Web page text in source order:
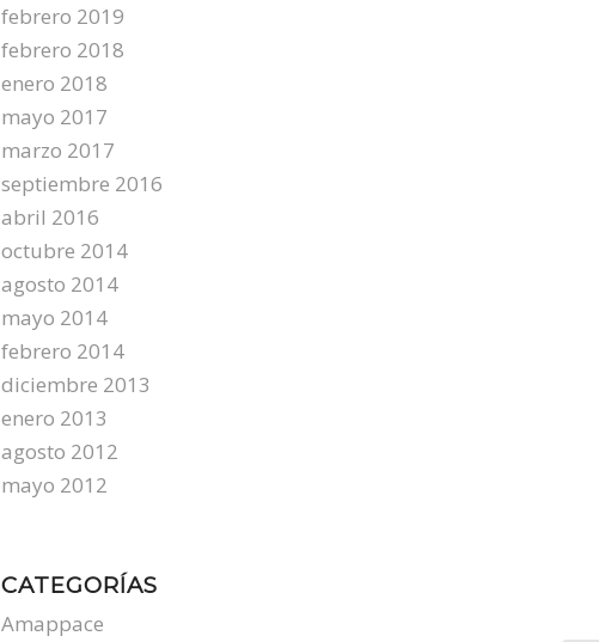
febrero 2019
febrero 2018
enero 2018
mayo 2017
marzo 2017
septiembre 2016
abril 2016
octubre 2014
agosto 2014
mayo 2014
febrero 2014
diciembre 2013
enero 2013
agosto 2012
mayo 2012
CATEGORÍAS
Amappace